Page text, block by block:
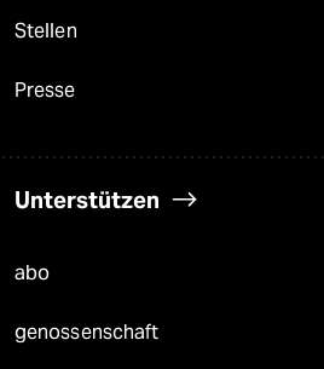
Stellen
Presse
Unterstützen
abo
genossenschaft